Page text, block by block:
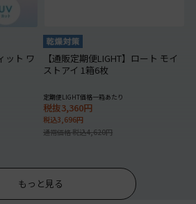
ット ワ
【通販定期便LIGHT】ロート モイ
ストアイ 1箱6枚
定期便LIGHT価格一箱あたり
税抜3,360円
税込3,696円
通常価格 税込4,620円
もっと見る